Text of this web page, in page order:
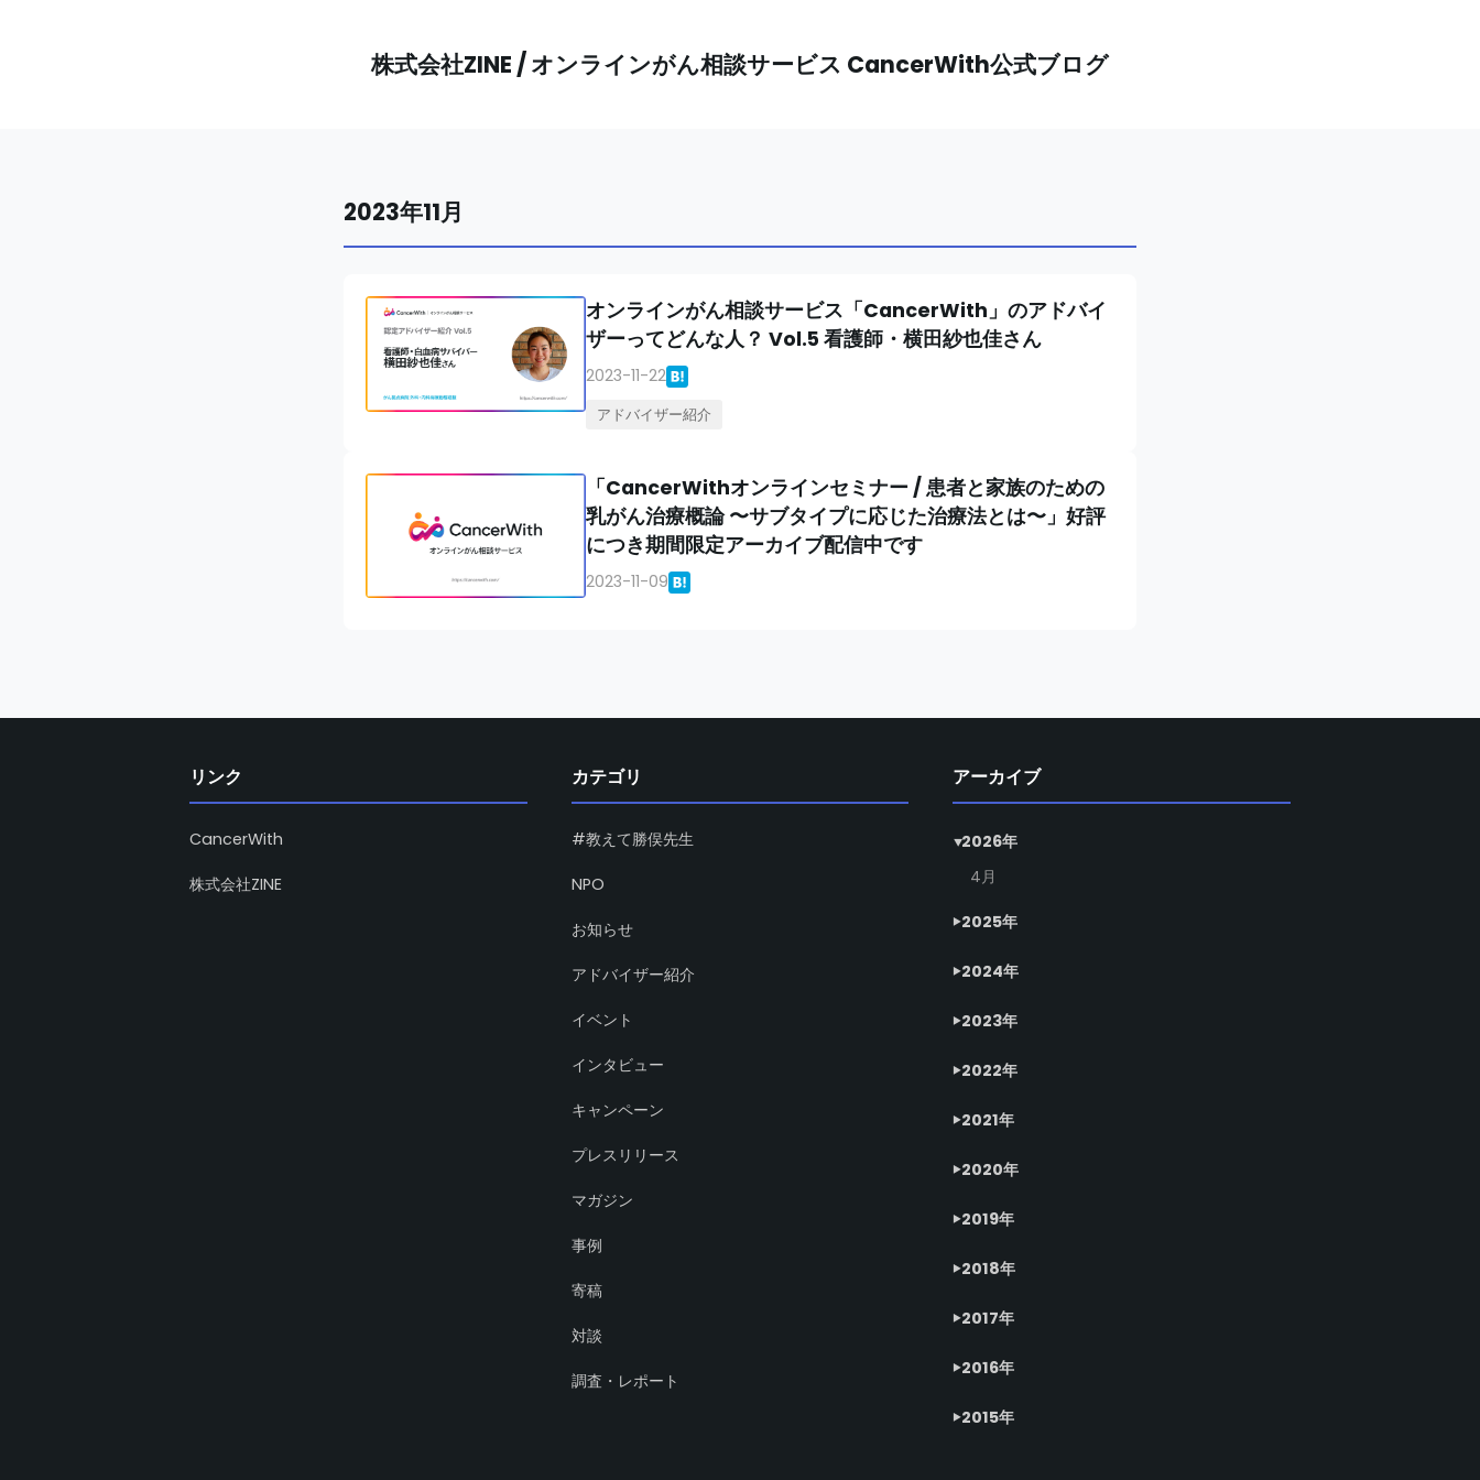
株式会社ZINE / オンラインがん相談サービス CancerWith公式ブログ
2023年11月
オンラインがん相談サービス「CancerWith」のアドバイ
ザーってどんな人？ Vol.5 看護師・横田紗也佳さん
2023-11-22
アドバイザー紹介
「CancerWithオンラインセミナー / 患者と家族のための
乳がん治療概論 〜サブタイプに応じた治療法とは〜」好評
につき期間限定アーカイブ配信中です
2023-11-09
リンク
CancerWith
株式会社ZINE
カテゴリ
#教えて勝俣先生
NPO
お知らせ
アドバイザー紹介
イベント
インタビュー
キャンペーン
プレスリリース
マガジン
事例
寄稿
対談
調査・レポート
アーカイブ
2026年
4月
2025年
2024年
2023年
2022年
2021年
2020年
2019年
2018年
2017年
2016年
2015年